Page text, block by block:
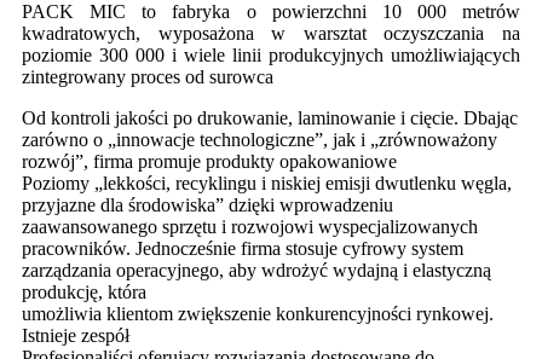
PACK MIC to fabryka o powierzchni 10 000 metrów
kwadratowych, wyposażona w warsztat oczyszczania na
poziomie 300 000 i wiele linii produkcyjnych umożliwiających
zintegrowany proces od surowca
Od kontroli jakości po drukowanie, laminowanie i cięcie. Dbając
zarówno o „innowacje technologiczne”, jak i „zrównoważony
rozwój”, firma promuje produkty opakowaniowe
Poziomy „lekkości, recyklingu i niskiej emisji dwutlenku węgla,
przyjazne dla środowiska” dzięki wprowadzeniu
zaawansowanego sprzętu i rozwojowi wyspecjalizowanych
pracowników. Jednocześnie firma stosuje cyfrowy system
zarządzania operacyjnego, aby wdrożyć wydajną i elastyczną
produkcję, która
umożliwia klientom zwiększenie konkurencyjności rynkowej.
Istnieje zespół